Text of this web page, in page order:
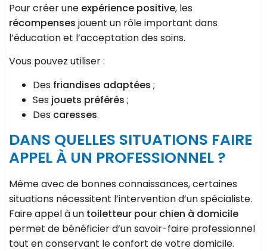
Pour créer une expérience positive, les
récompenses jouent un rôle important dans
l’éducation et l’acceptation des soins.
Vous pouvez utiliser :
Des friandises adaptées ;
Ses jouets préférés ;
Des caresses.
DANS QUELLES SITUATIONS FAIRE
APPEL À UN PROFESSIONNEL ?
Même avec de bonnes connaissances, certaines
situations nécessitent l’intervention d’un spécialiste.
Faire appel à un toiletteur pour chien à domicile
permet de bénéficier d’un savoir-faire professionnel
tout en conservant le confort de votre domicile.